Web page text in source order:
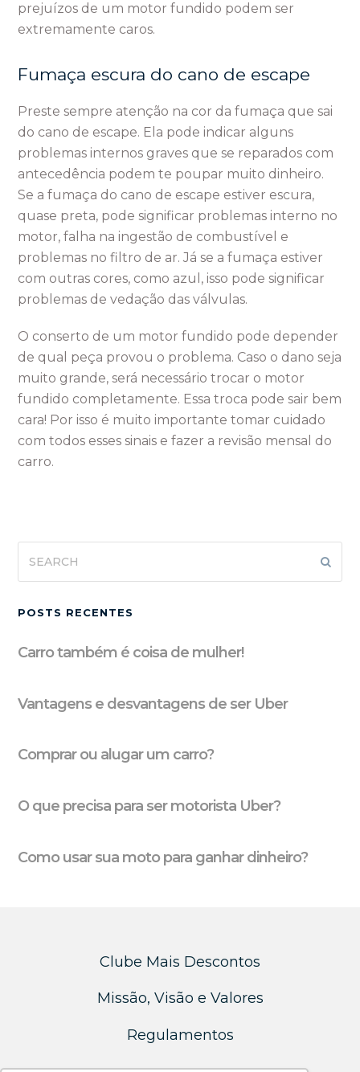
prejuízos de um motor fundido podem ser
extremamente caros.
Fumaça escura do cano de escape
Preste sempre atenção na cor da fumaça que sai
do cano de escape. Ela pode indicar alguns
problemas internos graves que se reparados com
antecedência podem te poupar muito dinheiro.
Se a fumaça do cano de escape estiver escura,
quase preta, pode significar problemas interno no
motor, falha na ingestão de combustível e
problemas no filtro de ar. Já se a fumaça estiver
com outras cores, como azul, isso pode significar
problemas de vedação das válvulas.
O conserto de um motor fundido pode depender
de qual peça provou o problema. Caso o dano seja
muito grande, será necessário trocar o motor
fundido completamente. Essa troca pode sair bem
cara! Por isso é muito importante tomar cuidado
com todos esses sinais e fazer a revisão mensal do
carro.
POSTS RECENTES
Carro também é coisa de mulher!
Vantagens e desvantagens de ser Uber
Comprar ou alugar um carro?
O que precisa para ser motorista Uber?
Como usar sua moto para ganhar dinheiro?
Clube Mais Descontos
Missão, Visão e Valores
Regulamentos